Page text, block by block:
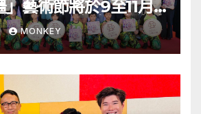
」藝術節將於9至11月
目《三角演義》音樂會
括王雙駿夥拍恭碩良 聯
的Uuhai、韓國的
國的KIKI震懾舞台
MONKEY